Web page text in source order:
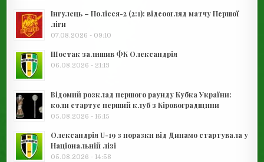
Інгулець – Полісся-2 (2:1): відеоогляд матчу Першої
ліги
07.08.2026 - 09:10
Шостак залишив ФК Олександрія
06.08.2026 - 21:13
Відомий розклад першого раунду Кубка України:
коли стартує перший клуб з Кіровоградщини
05.08.2026 - 16:15
Олександрія U-19 з поразки від Динамо стартувала у
Національній лізі
05.08.2026 - 14:58